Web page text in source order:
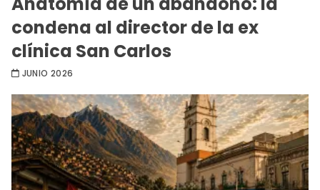
condena al director de la ex
clínica San Carlos
JUNIO 2026